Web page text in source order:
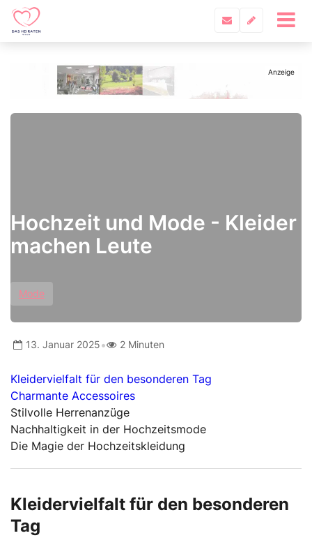
Hochzeit und Mode - Kleider
machen Leute
Mode
13. Januar 2025• 2 Minuten
Kleidervielfalt für den besonderen Tag
Charmante Accessoires
Stilvolle Herrenanzüge
Nachhaltigkeit in der Hochzeitsmode
Die Magie der Hochzeitskleidung
Kleidervielfalt für den besonderen
Tag